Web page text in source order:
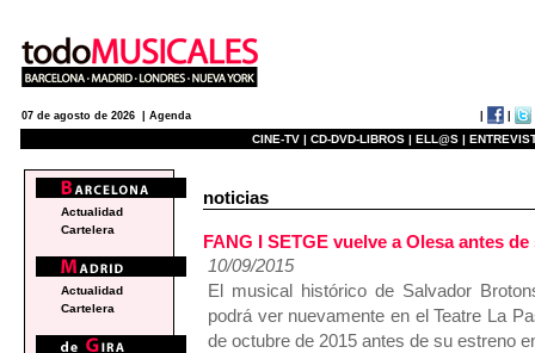
07 de agosto de 2026 | Agenda
CINE-TV | CD-DVD-LIBROS | ELL@S |
noticias
FANG I SETGE vuelve a Olesa antes
10/09/2015
El musical histórico de Salvador
podrá ver nuevamente en el Teatre La
de octubre de 2015 antes de su estreno
Actualidad
Cartelera
Actualidad
Cartelera